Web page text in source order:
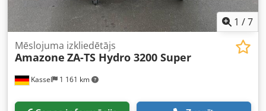
1 /7
Kassel 1 161 km
Mēslojuma izkliedētājs
Amazone ZA-TS Hydro 3200 Super